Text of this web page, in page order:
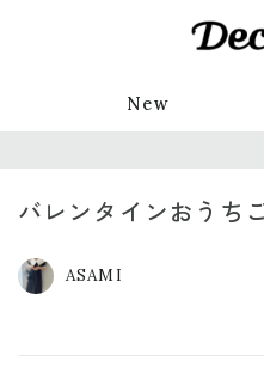
New
バレンタインおうち
ASAMI